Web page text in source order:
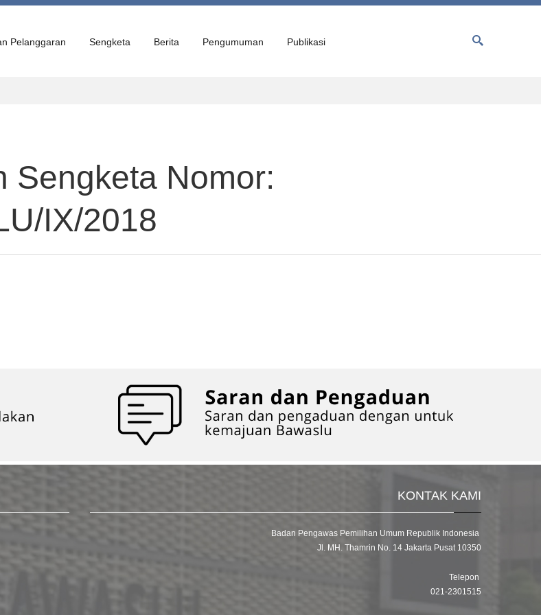
Pelanggaran Sengketa Berita Pengumuman Publikasi
Sengketa Nomor:
IX/2018
KONTAK KAMI
Badan Pengawas Pemilihan Umum Republik Indonesia
Jl. MH. Thamrin No. 14 Jakarta Pusat 10350
Telepon
021-2301515